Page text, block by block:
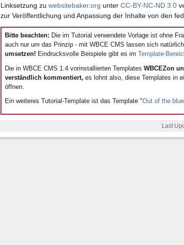
Linksetzung zuwebsitebaker.org unterCC-BY-NC-ND 3.0
zur Veröffentlichung und Anpassung der Inhalte von den
Bitte beachten: Die im Tutorial verwendete Vorlage ist ohne
auch nur um das Prinzip - mit WBCE CMS lassen sich natürlich
umsetzen! Eindrucksvolle Beispiele gibt es im Template-
Die in WBCE CMS 1.4 vorinstallierten Templates WBCEZon
verständlich kommentiert, es lohnt also, diese Templates in
öffnen.
Ein weiteres Tutorial-Template ist das Template "Out of the blue
Last